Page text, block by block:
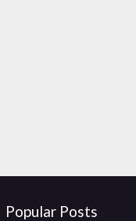
Popular Posts